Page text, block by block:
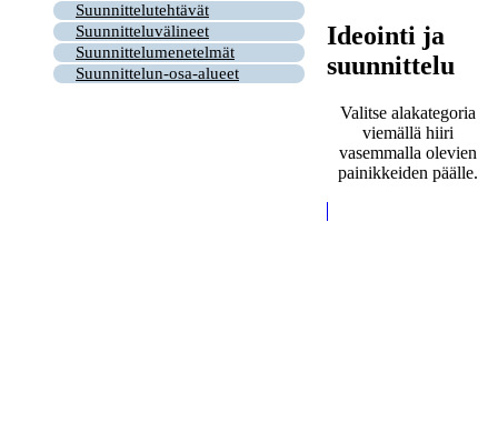
Suunnittelutehtävät
Suunnitteluvälineet
Suunnittelumenetelmät
Suunnittelun-osa-alueet
Ideointi ja
suunnittelu
Valitse alakategoria
viemällä hiiri
vasemmalla olevien
painikkeiden päälle.